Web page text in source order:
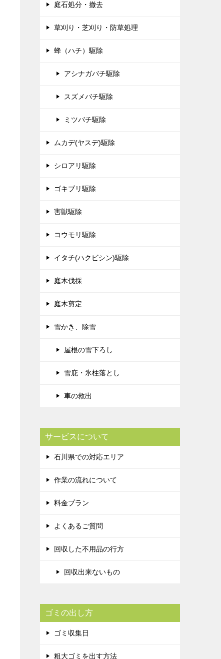
庭石処分・撤去
草刈り・芝刈り・防草処理
蜂（ハチ）駆除
アシナガバチ駆除
スズメバチ駆除
ミツバチ駆除
ムカデ(ヤスデ)駆除
シロアリ駆除
ゴキブリ駆除
害獣駆除
コウモリ駆除
イタチ(ハクビシン)駆除
庭木伐採
庭木剪定
雪かき、除雪
屋根の雪下ろし
雪庇・氷柱落とし
車の救出
サービスについて
石川県での対応エリア
作業の流れについて
料金プラン
よくあるご質問
回収した不用品の行方
回収出来ないもの
ゴミの出し方
ゴミ収集日
粗大ゴミを出す方法